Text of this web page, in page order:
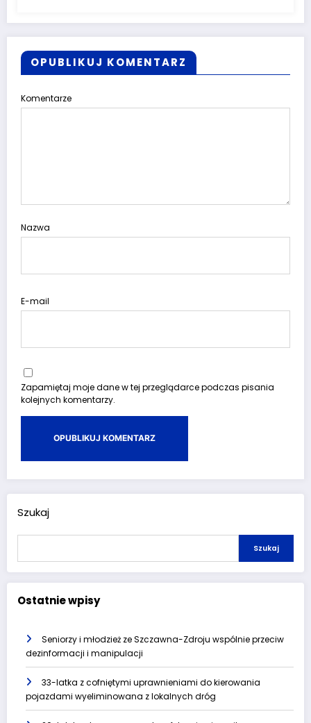
OPUBLIKUJ KOMENTARZ
Komentarze
Nazwa
E-mail
Zapamiętaj moje dane w tej przeglądarce podczas pisania
kolejnych komentarzy.
Szukaj
Szukaj
Ostatnie wpisy
Seniorzy i młodzież ze Szczawna-Zdroju wspólnie przeciw
dezinformacji i manipulacji
33-latka z cofniętymi uprawnieniami do kierowania
pojazdami wyeliminowana z lokalnych dróg